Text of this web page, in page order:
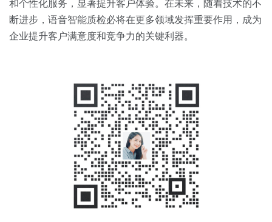
和个性化服务，显著提升客户体验。在未来，随着技术的不
断进步，语音智能质检必将在更多领域发挥重要作用，成为
企业提升客户满意度和竞争力的关键利器。